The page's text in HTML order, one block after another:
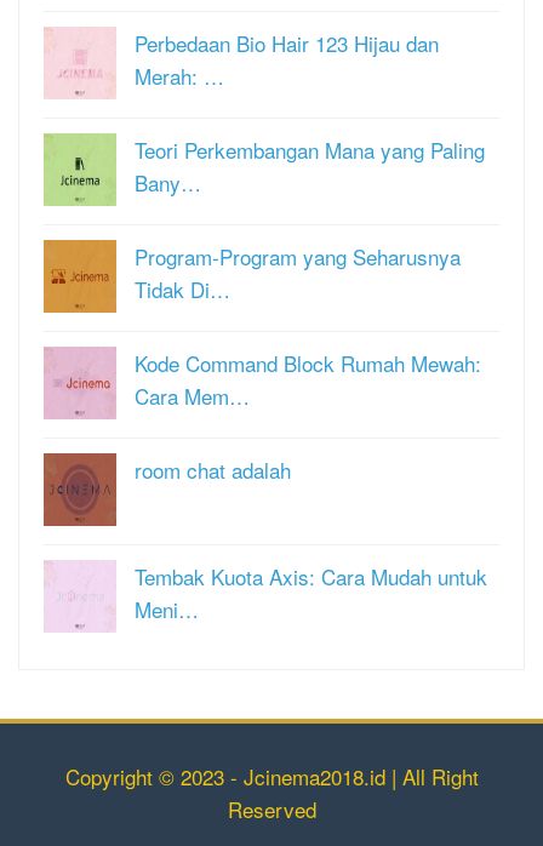
Perbedaan Bio Hair 123 Hijau dan
Merah: …
Teori Perkembangan Mana yang Paling
Bany…
Program-Program yang Seharusnya
Tidak Di…
Kode Command Block Rumah Mewah:
Cara Mem…
room chat adalah
Tembak Kuota Axis: Cara Mudah untuk
Meni…
Copyright © 2023 - Jcinema2018.id | All Right
Reserved